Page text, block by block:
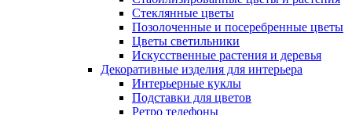
Стеклянные цветы
Позолоченные и посеребренные цветы
Цветы светильники
Искусственные растения и деревья
Декоративные изделия для интерьера
Интерьерные куклы
Подставки для цветов
Ретро телефоны